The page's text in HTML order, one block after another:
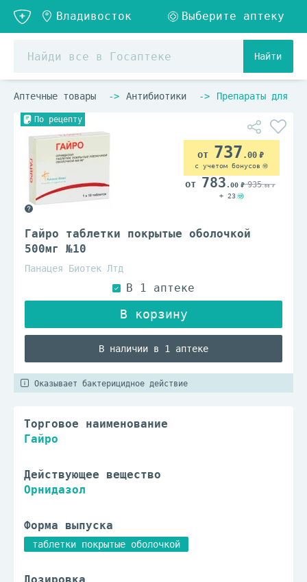
Найти
Аптечные товары Антибиотики Препараты для
По рецепту
Гайро таблетки покрытые оболочкой
500мг №10
Панацея Биотек Лтд
В наличии в 1 аптеке
737 .00
с учетом бонусов
783 .00 935.00
+ 23
Оказывает бактерицидное действие
Торговое наименование
Гайро
Действующее вещество
Орнидазол
Форма выпуска
таблетки покрытые оболочкой